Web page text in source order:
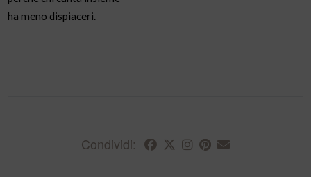
ha meno dispiaceri.
Condividi: